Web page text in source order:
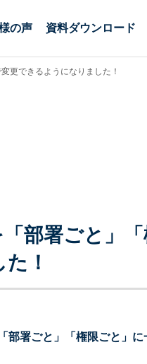
の声 資料ダウンロード
更できるようになりました！
部署ごと」
！
部署ごと」「権限ごと」に